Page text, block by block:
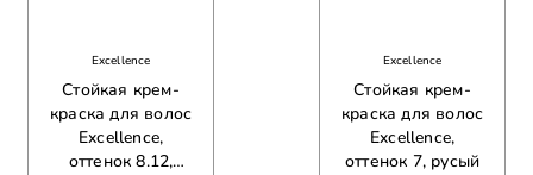
Excellence
Стойкая крем-
краска для волос
Excellence,
оттенок 8.12,
Excellence
Стойкая крем-
краска для волос
Excellence,
оттенок 7, русый